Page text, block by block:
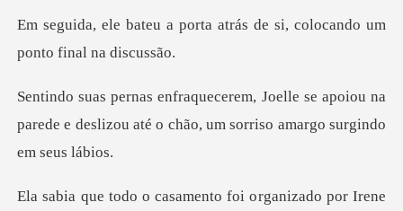
ta atrás de si, colocando u
se apoiou na
parede e deslizou até o chão,
rganizado por Irene